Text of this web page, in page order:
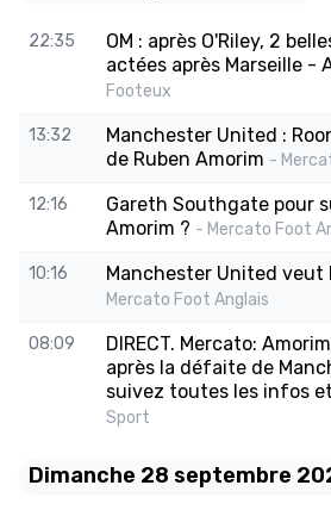
22:35
OM : après O'Riley, 2
actées après Marseille -
Footeux
13:32
Manchester United :
de Ruben Amorim -
12:16
Gareth Southgate pour
Amorim ? - Mercato Foot
10:16 Manchester United veut
Mercato Foot Anglais
08:09
DIRECT. Mercato:
après la défaite de
suivez toutes les infos
Sport
Dimanche 28 septembre